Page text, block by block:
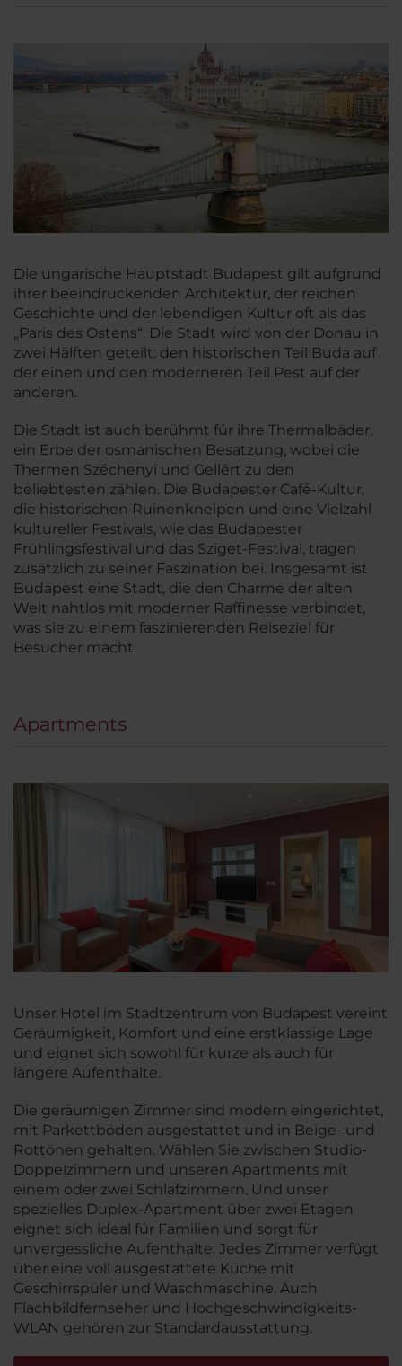
Die ungarische Hauptstadt Budapest gilt aufgrund
ihrer beeindruckenden Architektur, der reichen
Geschichte und der lebendigen Kultur oft als das
„Paris des Ostens“. Die Stadt wird von der Donau in
zwei Hälften geteilt: den historischen Teil Buda auf
der einen und den moderneren Teil Pest auf der
anderen.
Die Stadt ist auch berühmt für ihre Thermalbäder,
ein Erbe der osmanischen Besatzung, wobei die
Thermen Széchenyi und Gellért zu den
beliebtesten zählen. Die Budapester Café-Kultur,
die historischen Ruinenkneipen und eine Vielzahl
kultureller Festivals, wie das Budapester
Frühlingsfestival und das Sziget-Festival, tragen
zusätzlich zu seiner Faszination bei. Insgesamt ist
Budapest eine Stadt, die den Charme der alten
Welt nahtlos mit moderner Raffinesse verbindet,
was sie zu einem faszinierenden Reiseziel für
Besucher macht.
Apartments
Unser Hotel im Stadtzentrum von Budapest vereint
Geräumigkeit, Komfort und eine erstklassige Lage
und eignet sich sowohl für kurze als auch für
längere Aufenthalte.
Die geräumigen Zimmer sind modern eingerichtet,
mit Parkettböden ausgestattet und in Beige- und
Rottönen gehalten. Wählen Sie zwischen Studio-
Doppelzimmern und unseren Apartments mit
einem oder zwei Schlafzimmern. Und unser
spezielles Duplex-Apartment über zwei Etagen
eignet sich ideal für Familien und sorgt für
unvergessliche Aufenthalte. Jedes Zimmer verfügt
über eine voll ausgestattete Küche mit
Geschirrspüler und Waschmaschine. Auch
Flachbildfernseher und Hochgeschwindigkeits-
WLAN gehören zur Standardausstattung.